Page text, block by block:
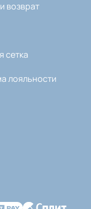
возврат
сетка
лояльности